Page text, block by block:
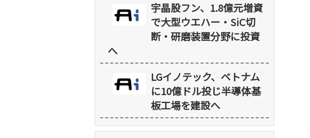
宇晶股フン、1.8億元増資
で大型ウエハー・SiC切
断・研磨装置分野に投資
へ
LGイノテック、ベトナム
に10億ドル投じ半導体基
板工場を建設へ